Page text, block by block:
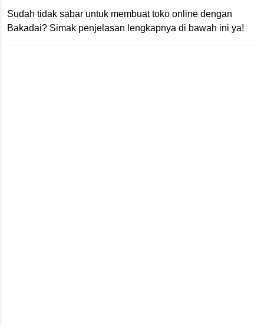
Sudah tidak sabar untuk membuat toko online dengan
Bakadai? Simak penjelasan lengkapnya di bawah ini ya!